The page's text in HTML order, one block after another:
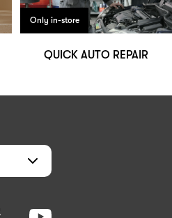
Only in-store
QUICK AUTO REPAIR